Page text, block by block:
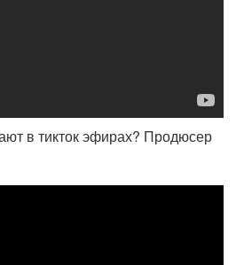
в тикток эфирах? Продюсер